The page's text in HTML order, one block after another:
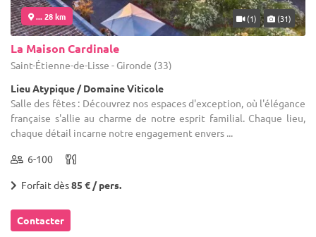
... 28 km (1) (31)
La Maison Cardinale
Saint-Étienne-de-Lisse - Gironde (33)
Lieu Atypique / Domaine Viticole
Salle des fêtes : Découvrez nos espaces d'exception, où l'élégance
française s'allie au charme de notre esprit familial. Chaque lieu,
chaque détail incarne notre engagement envers ...
6-100
Forfait dès85 € / pers.
Contacter